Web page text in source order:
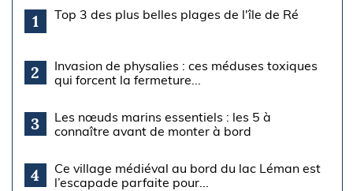
1
Top 3 des plus belles plages de l'île de Ré
2
Invasion de physalies : ces méduses toxiques
qui forcent la fermeture...
3
Les nœuds marins essentiels : les 5 à
connaître avant de monter à bord
4
Ce village médiéval au bord du lac Léman est
l’escapade parfaite pour...